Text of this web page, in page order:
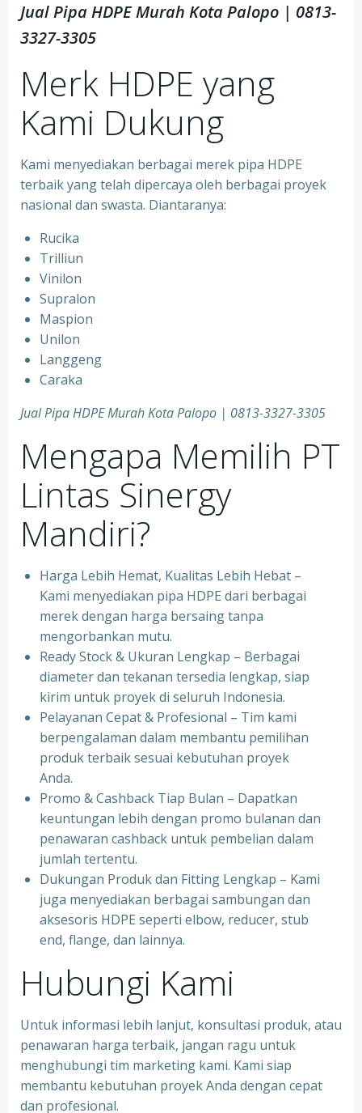
Jual Pipa HDPE Murah Kota Palopo | 0813-
3327-3305
Merk HDPE yang
Kami Dukung
Kami menyediakan berbagai merek pipa HDPE
terbaik yang telah dipercaya oleh berbagai proyek
nasional dan swasta. Diantaranya:
Rucika
Trilliun
Vinilon
Supralon
Maspion
Unilon
Langgeng
Caraka
Jual Pipa HDPE Murah Kota Palopo | 0813-3327-3305
Mengapa Memilih PT
Lintas Sinergy
Mandiri?
Harga Lebih Hemat, Kualitas Lebih Hebat –
Kami menyediakan pipa HDPE dari berbagai
merek dengan harga bersaing tanpa
mengorbankan mutu.
Ready Stock & Ukuran Lengkap – Berbagai
diameter dan tekanan tersedia lengkap, siap
kirim untuk proyek di seluruh Indonesia.
Pelayanan Cepat & Profesional – Tim kami
berpengalaman dalam membantu pemilihan
produk terbaik sesuai kebutuhan proyek
Anda.
Promo & Cashback Tiap Bulan – Dapatkan
keuntungan lebih dengan promo bulanan dan
penawaran cashback untuk pembelian dalam
jumlah tertentu.
Dukungan Produk dan Fitting Lengkap – Kami
juga menyediakan berbagai sambungan dan
aksesoris HDPE seperti elbow, reducer, stub
end, flange, dan lainnya.
Hubungi Kami
Untuk informasi lebih lanjut, konsultasi produk, atau
penawaran harga terbaik, jangan ragu untuk
menghubungi tim marketing kami. Kami siap
membantu kebutuhan proyek Anda dengan cepat
dan profesional.